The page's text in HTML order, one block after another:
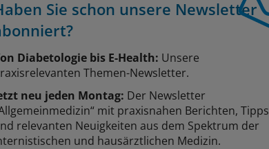
Sie schon unsere Newsletter
Diabetologie bis E-Health: Unsere
Themen-Newsletter.
neu jeden Montag: Der Newsletter
mit praxisnahen Berichten, Tipps
relevanten Neuigkeiten aus dem Spektrum der
und hausärztlichen Medizin.